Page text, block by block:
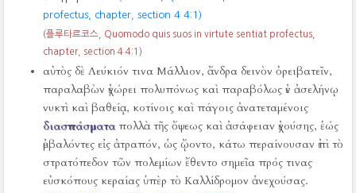
profectus, chapter, section 4 4:1)
(플루타르코스, Quomodo quis suos in virtute sentiat profectus,
chapter, section 4 4:1)
αὐτὸς δὲ Λεύκιόν τινα Μάλλιον, ἄνδρα δεινὸν ὀρειβατεῖν,
παραλαβὼν ἐχώρει πολυπόνως καὶ παραβόλως ἐν ἀσελήνῳ
νυκτὶ καὶ βαθείᾳ, κοτίνοις καὶ πάγοις ἀνατεταμένοις
διασπάσματα πολλὰ τῆς ὄψεως καὶ ἀσάφειαν ἐχούσης, ἑώς
ἐμβαλόντες εἰς ἀτραπόν, ὡς ᾤοντο, κάτω περαίνουσαν ἐπὶ τὸ
στρατόπεδον τῶν πολεμίων ἔθεντο σημεῖα πρός τινας
εὐσκόπους κεραίας ὑπὲρ τὸ Καλλίδρομον ἀνεχούσας.